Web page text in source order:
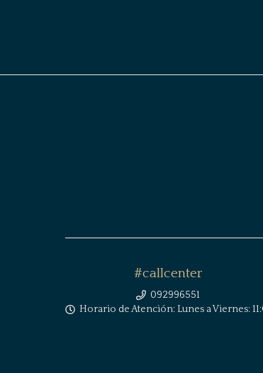
#callcenter
092996551
Horario de Atención: Lunes a Viernes: